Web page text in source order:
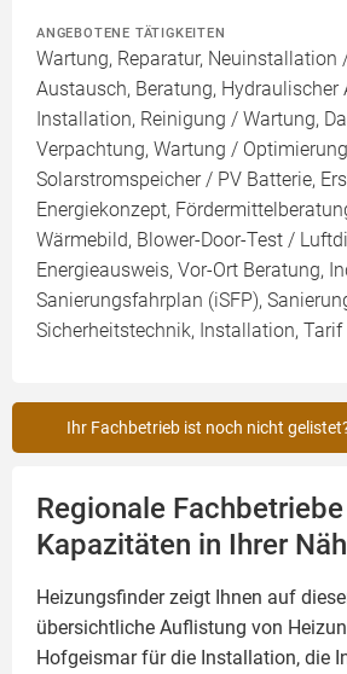
ANGEBOTENE TÄTIGKEITEN
Wartung, Reparatur, Neuinstallation
Austausch, Beratung, Hydraulischer
Installation, Reinigung / Wartung,
Verpachtung, Wartung /
Solarstromspeicher / PV Batterie,
Energiekonzept,
Wärmebild, Blower-Door-Test /
Energieausweis, Vor-Ort Beratung,
Sanierungsfahrplan (iSFP),
Sicherheitstechnik, Installation, Tarif
Ihr Fachbetrieb ist noch nicht
Regionale
Kapazitäten in Ihrer
Heizungsfinder zeigt Ihnen auf
übersichtliche Auflistung von
Hofgeismar für die Installation, die